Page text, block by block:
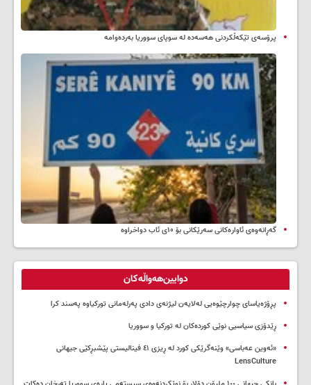
پرۆسەی تێکەڵکردنی هەسەدە لە سوپای سووریا بەردەوامە
گەڕانەوەی ئاوارەکانی سەرێکانی بۆ ۱۰ی ئاب دواخراوە
دوایین‌هەواڵەکان
پڕۆژەیاسای چوارچێوەیی لەلایەن لیژنەی دادی پەرلەمانی تورکیاوە پەسند کرا
ڕێدۆزی سیاسیی نوێی کوردەکان لە تورکیا و سووریا
«ئەوین عەباسی» وێنەگرێکی کورد لە ڕیزی ٤١ فینالیستی پێشبڕکێی جیهانی
LensCulture